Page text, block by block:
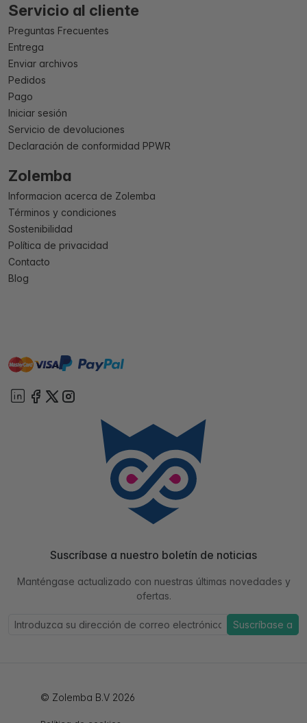
Servicio al cliente
Preguntas Frecuentes
Entrega
Enviar archivos
Pedidos
Pago
Iniciar sesión
Servicio de devoluciones
Declaración de conformidad PPWR
Zolemba
Informacion acerca de Zolemba
Términos y condiciones
Sostenibilidad
Política de privacidad
Contacto
Blog
mastervisa paypal
Suscríbase a nuestro boletín de noticias
Manténgase actualizado con nuestras últimas novedades y
ofertas.
Suscríbase a
© Zolemba B.V 2026